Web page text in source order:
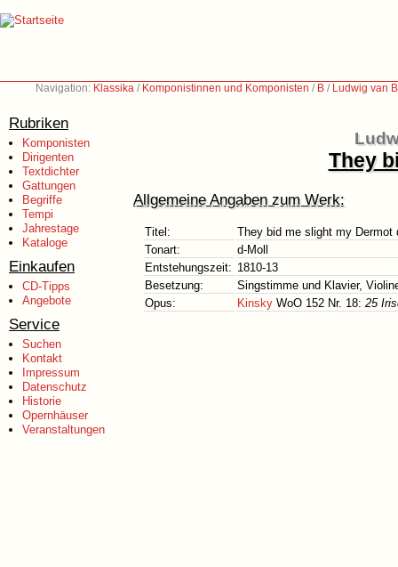
Navigation: Klassika / Komponistinnen und Komponisten / B / Ludwig van
Rubriken
Komponisten
Dirigenten
Textdichter
Gattungen
Begriffe
Tempi
Jahrestage
Kataloge
Einkaufen
CD-Tipps
Angebote
Service
Suchen
Kontakt
Impressum
Datenschutz
Historie
Opernhäuser
Veranstaltungen
They
Allgemeine Angaben zum Werk:
Titel:
They bid me slight my Dermot
Tonart:
d-Moll
Entstehungszeit: 1810-13
Besetzung:
Singstimme und Klavier,
Opus:
Kinsky WoO 152 Nr. 18: 25